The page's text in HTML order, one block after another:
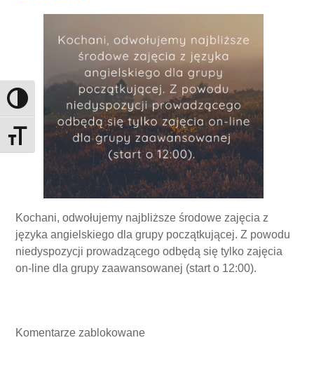
Toggle High Contrast
Toggle Font size
Kochani, odwołujemy najbliższe środowe zajęcia z
języka angielskiego dla grupy początkującej. Z powodu
niedyspozycji prowadzącego odbędą się tylko zajęcia
on-line dla grupy zaawansowanej (start o 12:00).
Komentarze zablokowane